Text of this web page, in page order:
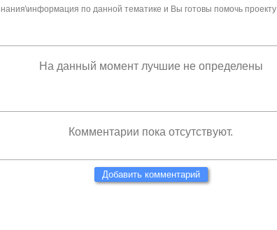
по данной тематике и Вы готовы помочь проекту
На данный момент лучшие не определены
Комментарии пока отсутствуют.
Добавить комментарий